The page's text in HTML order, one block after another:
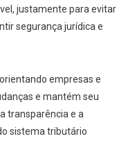
justamente para evitar
segurança jurídica e
empresas e
e mantém seu
transparência e a
sistema tributário